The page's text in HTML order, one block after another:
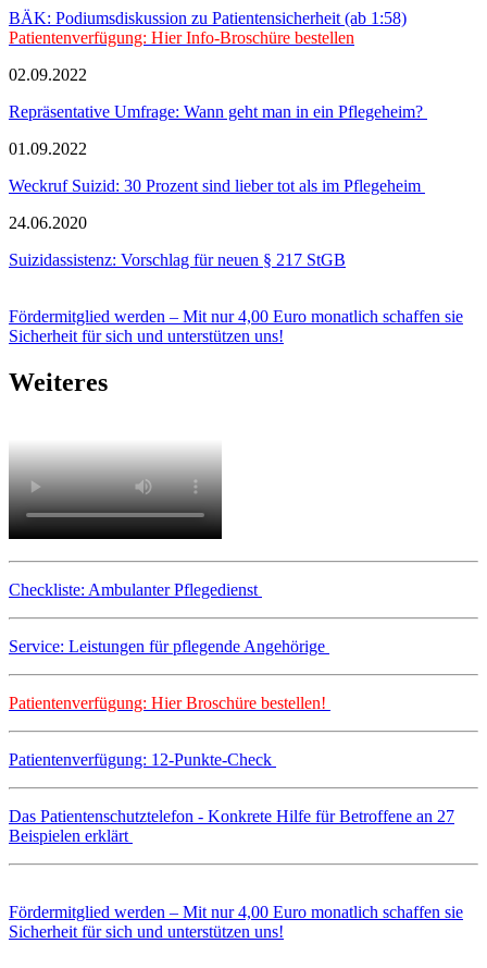
BÄK: Podiumsdiskussion zu Patientensicherheit (ab 1:58)
Patientenverfügung: Hier Info-Broschüre bestellen
02.09.2022
Repräsentative Umfrage: Wann geht man in ein Pflegeheim?
01.09.2022
Weckruf Suizid: 30 Prozent sind lieber tot als im Pflegeheim
24.06.2020
Suizidassistenz: Vorschlag für neuen § 217 StGB
Fördermitglied werden – Mit nur 4,00 Euro monatlich schaffen sie
Sicherheit für sich und unterstützen uns!
Weiteres
Checkliste: Ambulanter Pflegedienst
Service: Leistungen für pflegende Angehörige
Patientenverfügung: Hier Broschüre bestellen!
Patientenverfügung: 12-Punkte-Check
Das Patientenschutztelefon - Konkrete Hilfe für Betroffene an 27
Beispielen erklärt
Fördermitglied werden – Mit nur 4,00 Euro monatlich schaffen sie
Sicherheit für sich und unterstützen uns!